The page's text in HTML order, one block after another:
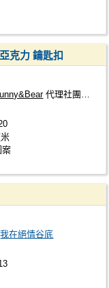
亞克力 鑰匙扣
代理社團：
案
我在絕情谷底